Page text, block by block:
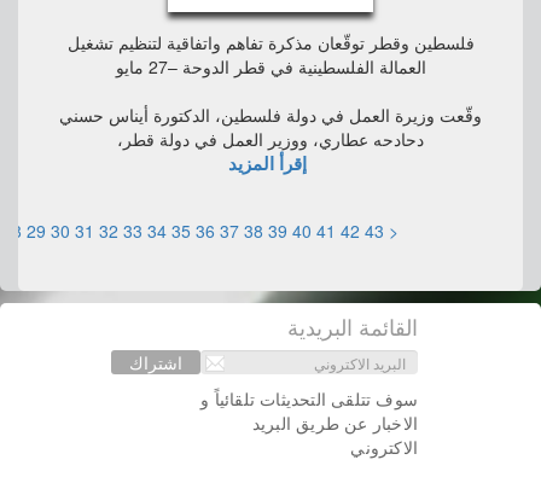
فلسطين وقطر توقّعان مذكرة تفاهم واتفاقية لتنظيم تشغيل
العمالة الفلسطينية في قطر الدوحة –27 مايو
وقّعت وزيرة العمل في دولة فلسطين، الدكتورة أيناس حسني
دحادحه عطاري، ووزير العمل في دولة قطر،
إقرأ المزيد
<
28 29 30 31 32 33 34 35 36 37 38 39 40 41 42 43
القائمة البريدية
اشتراك
سوف تتلقى التحديثات تلقائياً و
الاخبار عن طريق البريد
الاكتروني